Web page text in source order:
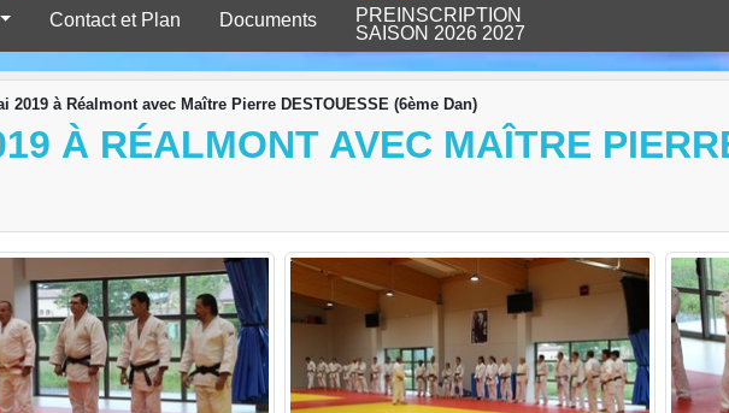
Contact et Plan Documents
PREINSCRIPTION
SAISON 2026 2027
2019 à Réalmont avec Maître Pierre DESTOUESSE (6ème Dan)
À RÉALMONT AVEC MAÎTRE